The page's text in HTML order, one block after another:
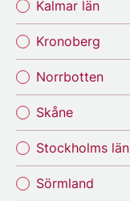
Kalmar län
Kronoberg
Norrbotten
Skåne
Stockholms län
Sörmland